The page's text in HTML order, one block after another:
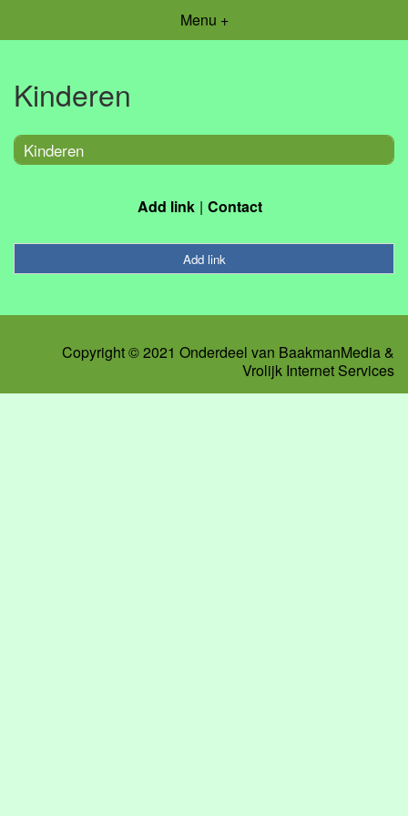
Menu +
Kinderen
Kinderen
Add link Contact
Add link
Copyright © 2021 Onderdeel van BaakmanMedia &
Vrolijk Internet Services